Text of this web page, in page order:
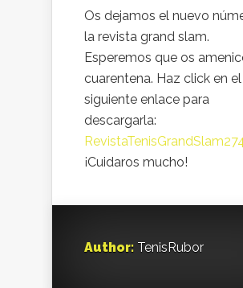
Os dejamos el nuevo
la revista grand slam.
Esperemos que os
cuarentena. Haz click en el
siguiente enlace para
descargarla:
¡Cuidaros mucho!
Author: TenisRubor